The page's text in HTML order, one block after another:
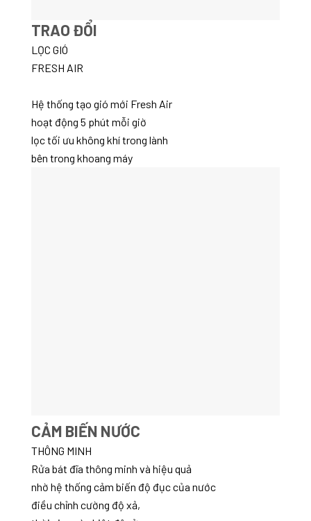
TRAO ĐỔI
LỌC GIÓ
FRESH AIR
Hệ thống tạo gió mới Fresh Air
hoạt động 5 phút mỗi giờ
lọc tối ưu không khí trong lành
bên trong khoang máy
CẢM BIẾN NƯỚC
THÔNG MINH
Rửa bát đĩa thông minh và hiệu quả
nhờ hệ thống cảm biến độ đục của nước
điều chỉnh cường độ xả,